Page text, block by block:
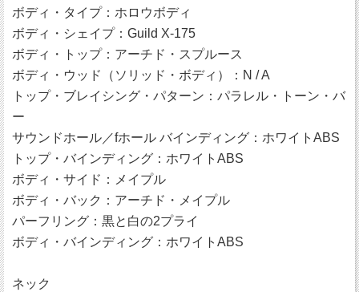
ボディ・タイプ：ホロウボディ
ボディ・シェイプ：Guild X-175
ボディ・トップ：アーチド・スプルース
ボディ・ウッド（ソリッド・ボディ）：N / A
トップ・ブレイシング・パターン：パラレル・トーン・バ
ー
サウンドホール／fホール バインディング：ホワイトABS
トップ・バインディング：ホワイトABS
ボディ・サイド：メイプル
ボディ・バック：アーチド・メイプル
パーフリング：黒と白の2プライ
ボディ・バインディング：ホワイトABS
ネック